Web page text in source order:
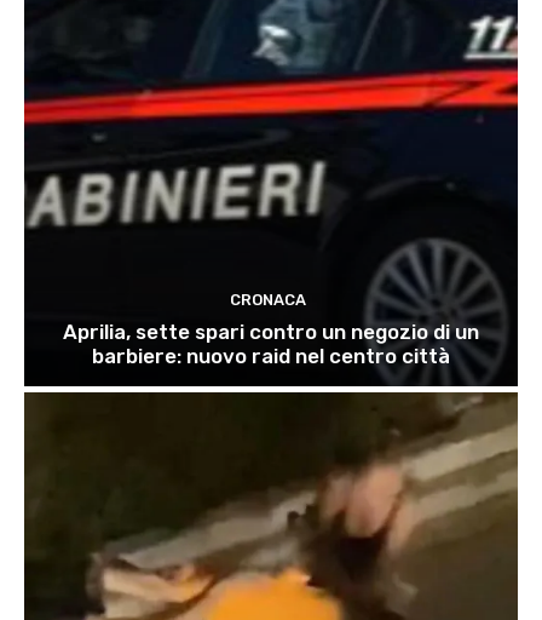
CRONACA
Aprilia, sette spari contro un negozio di un
barbiere: nuovo raid nel centro città